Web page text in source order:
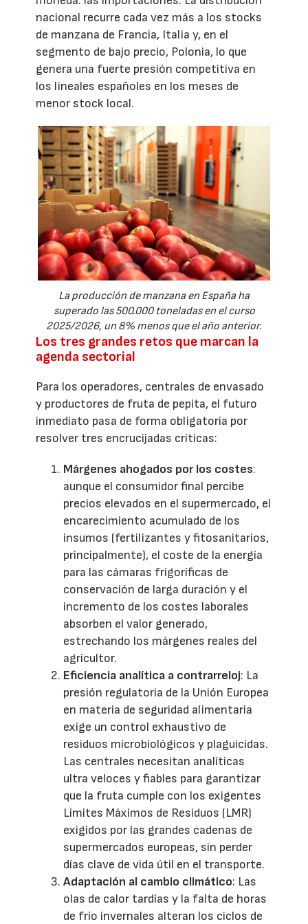
nacional recurre cada vez más a los stocks
de manzana de Francia, Italia y, en el
segmento de bajo precio, Polonia, lo que
genera una fuerte presión competitiva en
los lineales españoles en los meses de
menor stock local.
La producción de manzana en España ha
superado las 500.000 toneladas en el curso
2025/2026, un 8% menos que el año anterior.
Los tres grandes retos que marcan la
agenda sectorial
Para los operadores, centrales de envasado
y productores de fruta de pepita, el futuro
inmediato pasa de forma obligatoria por
resolver tres encrucijadas críticas:
Márgenes ahogados por los costes:
aunque el consumidor final percibe
precios elevados en el supermercado, el
encarecimiento acumulado de los
insumos (fertilizantes y fitosanitarios,
principalmente), el coste de la energía
para las cámaras frigoríficas de
conservación de larga duración y el
incremento de los costes laborales
absorben el valor generado,
estrechando los márgenes reales del
agricultor.
Eficiencia analítica a contrarreloj: La
presión regulatoria de la Unión Europea
en materia de seguridad alimentaria
exige un control exhaustivo de
residuos microbiológicos y plaguicidas.
Las centrales necesitan analíticas
ultra veloces y fiables para garantizar
que la fruta cumple con los exigentes
Límites Máximos de Residuos (LMR)
exigidos por las grandes cadenas de
supermercados europeas, sin perder
días clave de vida útil en el transporte.
Adaptación al cambio climático: Las
olas de calor tardías y la falta de horas
de frío invernales alteran los ciclos de